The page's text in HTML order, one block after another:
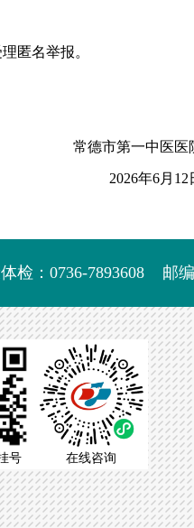
匿名举报。
常德市第一中医医
2026年6月12
检：0736-7893608 邮
号 在线咨询